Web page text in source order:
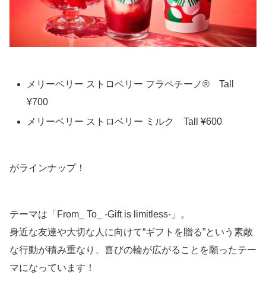
メリーベリー ストロベリー フラペチーノ® Tall
¥700
メリーベリー ストロベリー ミルク Tall ¥600
がラインナップ！
テーマは「From_ To_ -Gift is limitless-」。
身近な友達や大切な人に向けて“ギフトを贈る”という素敵
な行動が積み重なり、喜びの輪が広がることを願ったテー
マになっています！